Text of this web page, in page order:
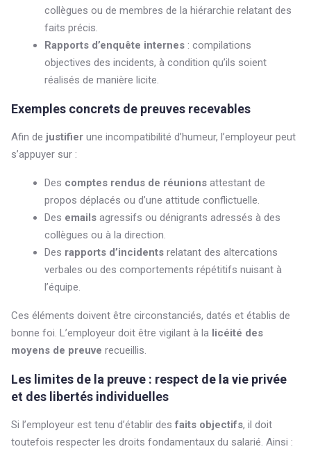
collègues ou de membres de la hiérarchie relatant des
faits précis.
Rapports d’enquête internes : compilations
objectives des incidents, à condition qu’ils soient
réalisés de manière licite.
Exemples concrets de preuves recevables
Afin de justifier une incompatibilité d’humeur, l’employeur peut
s’appuyer sur :
Des comptes rendus de réunions attestant de
propos déplacés ou d’une attitude conflictuelle.
Des emails agressifs ou dénigrants adressés à des
collègues ou à la direction.
Des rapports d’incidents relatant des altercations
verbales ou des comportements répétitifs nuisant à
l’équipe.
Ces éléments doivent être circonstanciés, datés et établis de
bonne foi. L’employeur doit être vigilant à la licéité des
moyens de preuve recueillis.
Les limites de la preuve : respect de la vie privée
et des libertés individuelles
Si l’employeur est tenu d’établir desfaits objectifs, il doit
toutefois respecter les droits fondamentaux du salarié. Ainsi :